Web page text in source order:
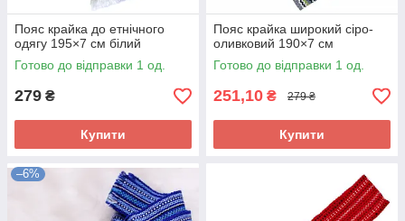
Пояс крайка до етнічного
одягу 195×7 см білий
Готово до відправки 1 од.
279 ₴
Купити
Пояс крайка широкий сіро-
оливковий 190×7 см
Готово до відправки 1 од.
251,10 ₴ 279 ₴
Купити
–6%